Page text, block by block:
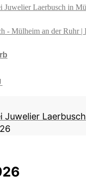
Juwelier Laerbusch